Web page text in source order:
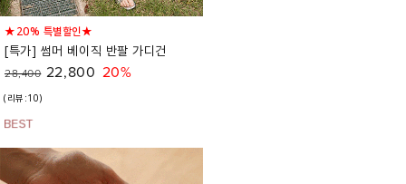
★20% 특별할인★
[특가] 썸머 베이직 반팔 가디건
28,400 22,800 20%
(리뷰:10)